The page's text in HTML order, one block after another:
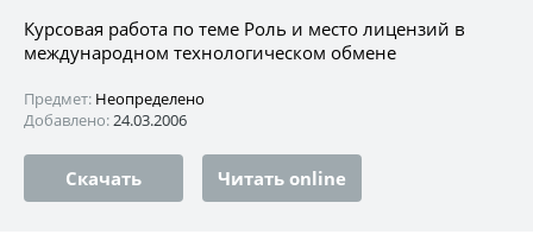
Курсовая работа по теме Роль и место лицензий в
международном технологическом обмене
Предмет: Неопределено
Добавлено:24.03.2006
Скачать Читать online